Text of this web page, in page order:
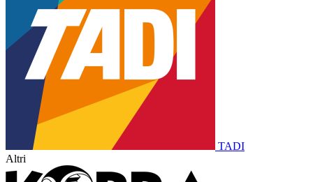
TADI
Altri